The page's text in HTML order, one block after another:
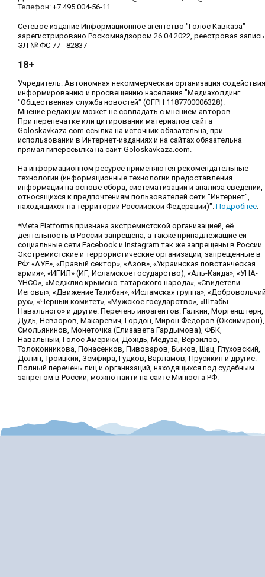
Телефон: +7 495 004-56-11
Сетевое издание Информационное агентство "Голос Кавказа"
зарегистрировано Роскомнадзором 26.04.2022, реестровая запись
ЭЛ № ФС 77 - 82837
18+
Учредитель: Автономная некоммерческая организация содействия
информированию и просвещению населения "Медиахолдинг
"Общественная служба новостей" (ОГРН 1187700006328).
Мнение редакции может не совпадать с мнением авторов.
При перепечатке или цитировании материалов сайта
Goloskavkaza.com ссылка на источник обязательна, при
использовании в Интернет-изданиях и на сайтах обязательна
прямая гиперссылка на сайт Goloskavkaza.com.
На информационном ресурсе применяются рекомендательные
технологии (информационные технологии предоставления
информации на основе сбора, систематизации и анализа сведений,
относящихся к предпочтениям пользователей сети "Интернет",
находящихся на территории Российской Федерации)". Подробнее.
*Meta Platforms признана экстремистской организацией, её
деятельность в России запрещена, а также принадлежащие ей
социальные сети Facebook и Instagram так же запрещены в России.
Экстремистские и террористические организации, запрещенные в
РФ: «АУЕ», «Правый сектор», «Азов», «Украинская повстанческая
армия», «ИГИЛ» (ИГ, Исламское государство), «Аль-Каида», «УНА-
УНСО», «Меджлис крымско-татарского народа», «Свидетели
Иеговы», «Движение Талибан», «Исламская группа»,
рух», «Чёрный комитет», «Мужское государство», «Штабы
Навального» и другие. Перечень иноагентов: Галкин, Моргенштерн,
Дудь, Невзоров, Макаревич, Гордон, Мирон Фёдоров (Оксимирон),
Смольянинов, Монеточка (Елизавета Гардымова), ФБК,
Навальный, Голос Америки, Дождь, Медуза, Верзилов,
Толоконникова, Понасенков, Пивоваров, Быков, Шац, Глуховский,
Долин, Троицкий, Земфира, Гудков, Варламов, Прусикин и другие.
Полный перечень лиц и организаций, находящихся под судебным
запретом в России, можно найти на сайте Минюста РФ.